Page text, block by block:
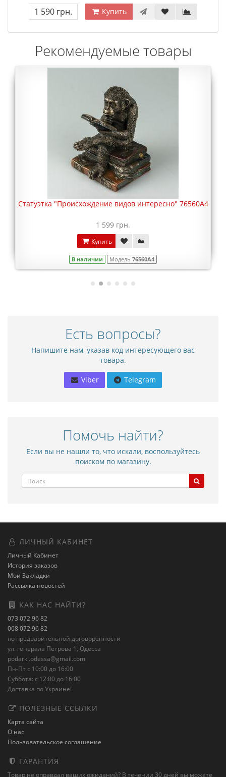
1 590 грн. Купить
Рекомендуемые товары
Статуэтка "Происхождение видов интересно" 76560A4
1 599 грн.
Купить
В наличии Модель 76560A4
Есть вопросы?
Напишите нам, указав код интересующего вас
товара.
Viber Telegram
Помочь найти?
Если вы не нашли то, что искали, воспользуйтесь
поиском по магазину.
ЛИЧНЫЙ КАБИНЕТ
Личный Кабинет
История заказов
Мои Закладки
Рассылка новостей
КАК НАС НАЙТИ?
073 072 96 82
068 072 96 82
по предварительной договоренности
ул. генерала Петрова 1, Одесса
podarki.odessa@gmail.com
Пн-Пт с 10:00 до 16:00
Суббота: с 12:00 до 16:00
Доставка по Украине!
ПОЛЕЗНЫЕ ССЫЛКИ
Карта сайта
О нас
Пользовательское соглашение
ГАРАНТИЯ
Товар не оправдал ваших ожиданий? В течении 30 дней вы можете